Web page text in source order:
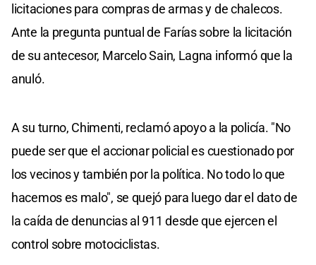
licitaciones para compras de armas y de chalecos.
Ante la pregunta puntual de Farías sobre la licitación
de su antecesor, Marcelo Sain, Lagna informó que la
anuló.
A su turno, Chimenti, reclamó apoyo a la policía. "No
puede ser que el accionar policial es cuestionado por
los vecinos y también por la política. No todo lo que
hacemos es malo", se quejó para luego dar el dato de
la caída de denuncias al 911 desde que ejercen el
control sobre motociclistas.